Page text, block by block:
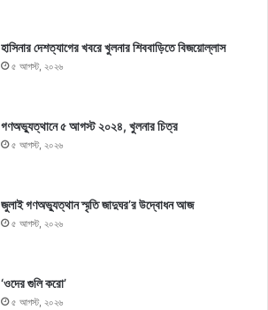
হাসিনার দেশত্যাগের খবরে খুলনার শিববাড়িতে বিজয়োল্লাস
৫ আগস্ট, ২০২৬
গণঅভ্যুত্থানে ৫ আগস্ট ২০২৪, খুলনার চিত্র
৫ আগস্ট, ২০২৬
জুলাই গণঅভ্যুত্থান স্মৃতি জাদুঘর’র উদ্বোধন আজ
৫ আগস্ট, ২০২৬
‘ওদের গুলি করো’
৫ আগস্ট, ২০২৬